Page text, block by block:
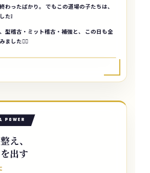
わったばかり。 でもこの道場の子たちは、
た❕
型稽古・ミット稽古・補強と、 この日も全
ました✊🏼
POWER
え、
出す